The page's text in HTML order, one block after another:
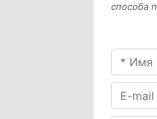
способа